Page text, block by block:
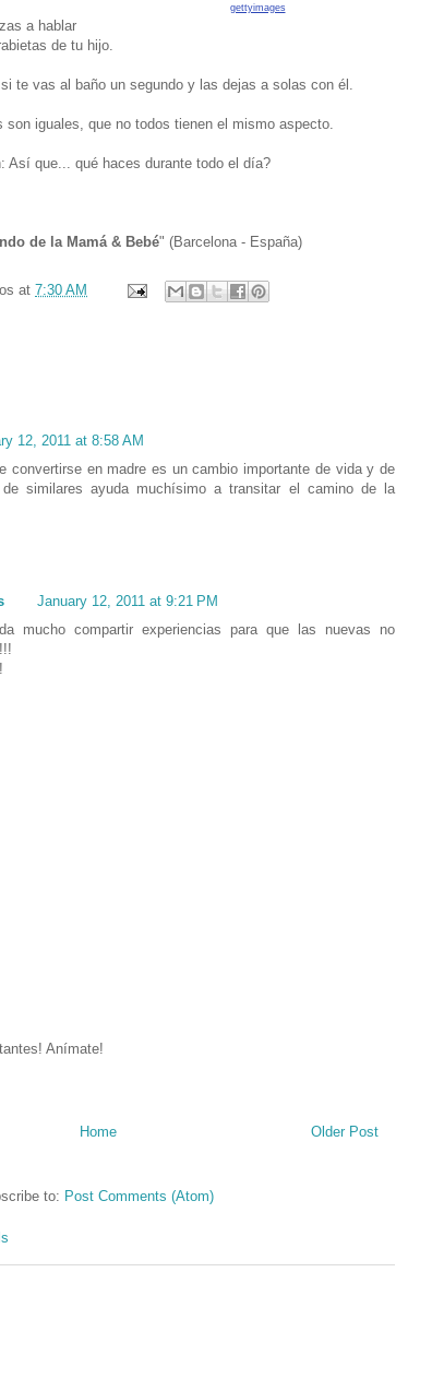
gettyimages
a hablar
de tu hijo.
te vas al baño un segundo y las dejas a solas con él.
son iguales, que no todos tienen el mismo aspecto.
Así que... qué haces durante todo el día?
de la Mamá & Bebé" (Barcelona - España)
at 7:30 AM
12, 2011 at 8:58 AM
convertirse en madre es un cambio importante de vida y de
similares ayuda muchísimo a transitar el camino de la
January 12, 2011 at 9:21 PM
mucho compartir experiencias para que las nuevas no
Anímate!
Older Post
Home
to: Post Comments (Atom)